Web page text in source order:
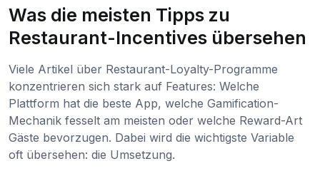
Was die meisten Tipps zu
Restaurant-Incentives übersehen
Viele Artikel über Restaurant-Loyalty-Programme
konzentrieren sich stark auf Features: Welche
Plattform hat die beste App, welche Gamification-
Mechanik fesselt am meisten oder welche Reward-Art
Gäste bevorzugen. Dabei wird die wichtigste Variable
oft übersehen: die Umsetzung.